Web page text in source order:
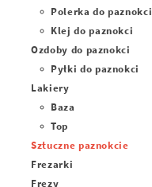
Polerka do paznokci
Klej do paznokci
Ozdoby do paznokci
Pyłki do paznokci
Lakiery
Baza
Top
Sztuczne paznokcie
Frezarki
Frezy